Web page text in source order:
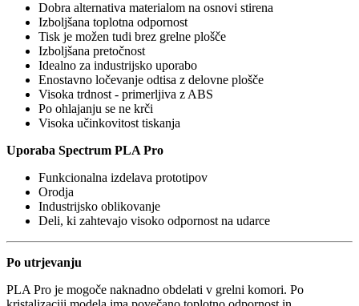
Dobra alternativa materialom na osnovi stirena
Izboljšana toplotna odpornost
Tisk je možen tudi brez grelne plošče
Izboljšana pretočnost
Idealno za industrijsko uporabo
Enostavno ločevanje odtisa z delovne plošče
Visoka trdnost - primerljiva z ABS
Po ohlajanju se ne krči
Visoka učinkovitost tiskanja
Uporaba Spectrum PLA Pro
Funkcionalna izdelava prototipov
Orodja
Industrijsko oblikovanje
Deli, ki zahtevajo visoko odpornost na udarce
Po utrjevanju
PLA Pro je mogoče naknadno obdelati v grelni komori. Po